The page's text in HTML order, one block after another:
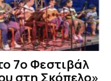
7ο Φεστιβάλ
στη Σκόπελο»